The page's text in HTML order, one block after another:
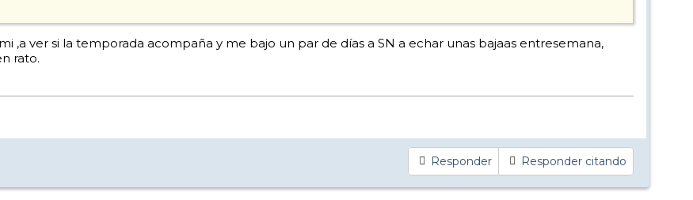
ver si la temporada acompaña y me bajo un par de días a SN a echar unas bajaas entresemana,
rato.
Responder Responder citando